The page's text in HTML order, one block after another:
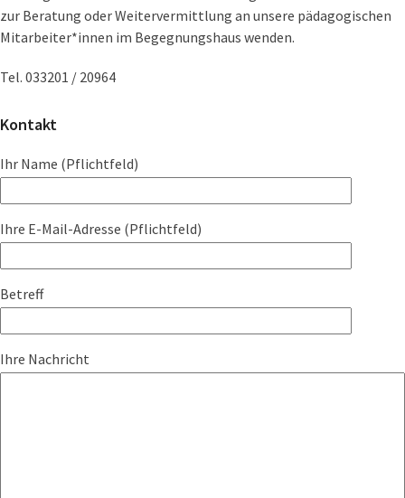
zur Beratung oder Weitervermittlung an unsere pädagogischen
Mitarbeiter*innen im Begegnungshaus wenden.
Tel. 033201 / 20964
Kontakt
Ihr Name (Pflichtfeld)
Ihre E-Mail-Adresse (Pflichtfeld)
Betreff
Ihre Nachricht